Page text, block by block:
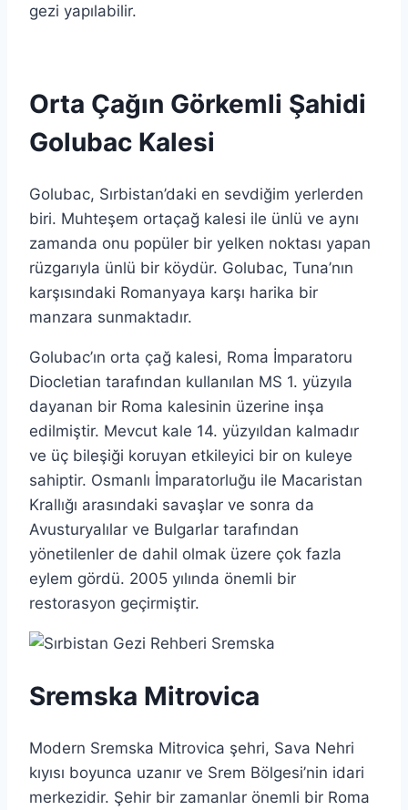
gezi yapılabilir.
Orta Çağın Görkemli Şahidi
Golubac Kalesi
Golubac, Sırbistan’daki en sevdiğim yerlerden
biri. Muhteşem ortaçağ kalesi ile ünlü ve aynı
zamanda onu popüler bir yelken noktası yapan
rüzgarıyla ünlü bir köydür. Golubac, Tuna’nın
karşısındaki Romanyaya karşı harika bir
manzara sunmaktadır.
Golubac’ın orta çağ kalesi, Roma İmparatoru
Diocletian tarafından kullanılan MS 1. yüzyıla
dayanan bir Roma kalesinin üzerine inşa
edilmiştir. Mevcut kale 14. yüzyıldan kalmadır
ve üç bileşiği koruyan etkileyici bir on kuleye
sahiptir. Osmanlı İmparatorluğu ile Macaristan
Krallığı arasındaki savaşlar ve sonra da
Avusturyalılar ve Bulgarlar tarafından
yönetilenler de dahil olmak üzere çok fazla
eylem gördü. 2005 yılında önemli bir
restorasyon geçirmiştir.
Sremska Mitrovica
Modern Sremska Mitrovica şehri, Sava Nehri
kıyısı boyunca uzanır ve Srem Bölgesi’nin idari
merkezidir. Şehir bir zamanlar önemli bir Roma